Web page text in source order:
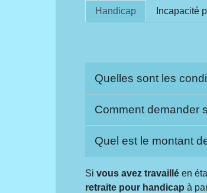
Handicap Incapacité
Quelles sont les
Comment demander
Quel est le montant
Sivous avez travaillé en
retraite pour handicap à